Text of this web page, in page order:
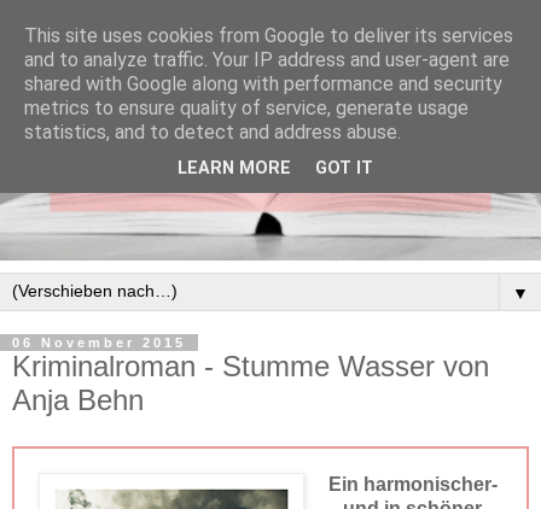
▼
06 November 2015
Kriminalroman - Stumme Wasser von
Anja Behn
Ein harmonischer-
This site uses cookies from Google to deliver its services
and to analyze traffic. Your IP address and user-agent are
shared with Google along with performance and security
metrics to ensure quality of service, generate usage
statistics, and to detect and address abuse.
LEARN MORE GOT IT